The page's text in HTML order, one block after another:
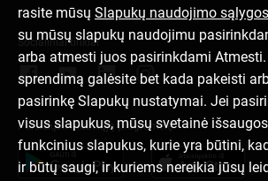
rasite mūsų Slapukų naudojimo
su mūsų slapukų naudojimu
arba atmesti juos pasirinkdami
sprendimą galėsite bet kada pakeisti
pasirinkę Slapukų nustatymai. Jei
visus slapukus, mūsų svetainė
funkcinius slapukus, kurie yra būtini,
ir būtų saugi, ir kuriems nereikia jūsų
Socialiniai tinklai
Parsisiųsk mobiliąją programėlę